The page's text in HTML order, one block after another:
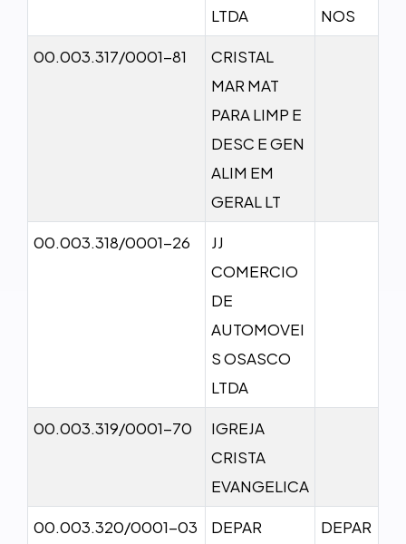
LTDA
NOS
00.003.317/0001-81
CRISTAL
MAR MAT
PARA LIMP E
DESC E GEN
ALIM EM
GERAL LT
00.003.318/0001-26
JJ
COMERCIO
DE
AUTOMOVEI
S OSASCO
LTDA
00.003.319/0001-70
IGREJA
CRISTA
EVANGELICA
00.003.320/0001-03
DEPAR
DEPAR